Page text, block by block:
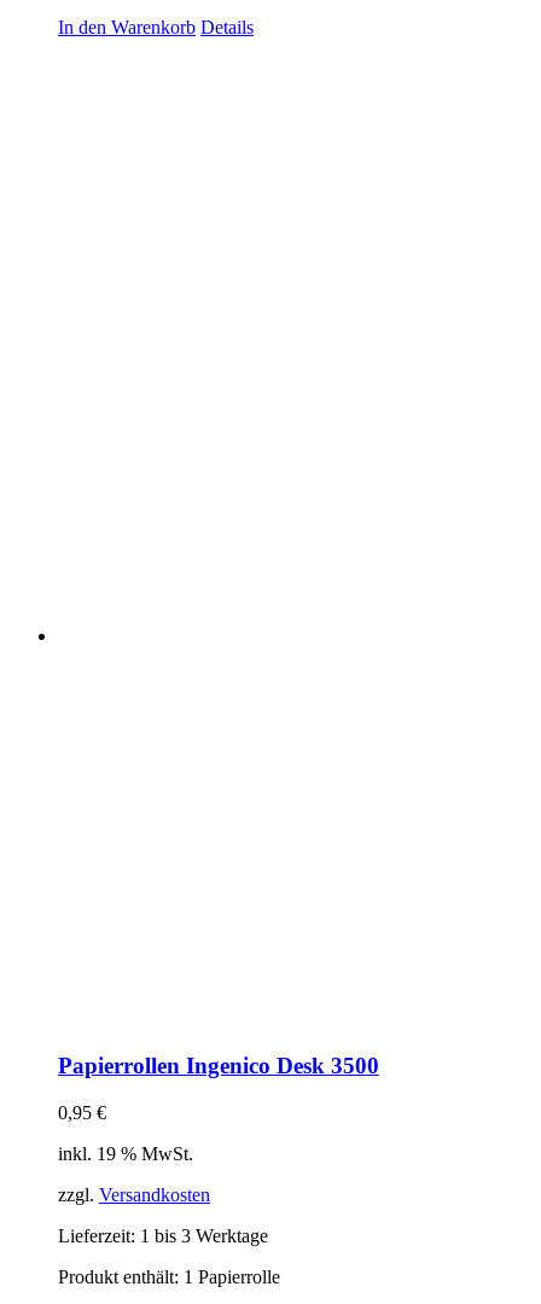
In den Warenkorb Details
Papierrollen Ingenico Desk 3500
0,95 €
inkl. 19 % MwSt.
zzgl. Versandkosten
Lieferzeit: 1 bis 3 Werktage
Produkt enthält: 1 Papierrolle